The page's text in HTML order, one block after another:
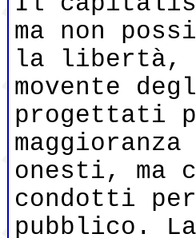
ma non
la libertà,
movente
progettati
onesti, ma
condotti
pubblico.